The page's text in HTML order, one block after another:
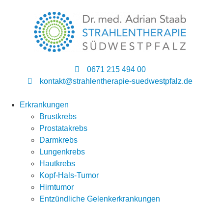
0671 215 494 00
kontakt@strahlentherapie-suedwestpfalz.de
Erkrankungen
Brustkrebs
Prostatakrebs
Darmkrebs
Lungenkrebs
Hautkrebs
Kopf-Hals-Tumor
Hirntumor
Entzündliche Gelenkerkrankungen